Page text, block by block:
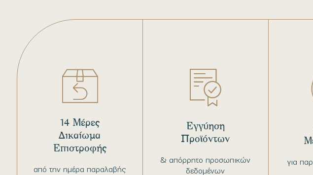
από την ημέρα παραλαβής
14 Μέρες
Δικαίωμα
Επιστροφής
& απόρρητο προσωπικών
δεδομένων
Εγγύηση
Προϊόντων
για